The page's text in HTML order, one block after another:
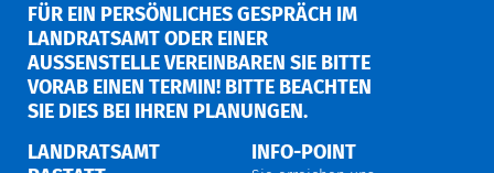
FÜR EIN PERSÖNLICHES GESPRÄCH IM
LANDRATSAMT ODER EINER
AUSSENSTELLE VEREINBAREN SIE BITTE V
ORAB EINEN TERMIN! BITTE BEACHTEN S
IE DIES BEI IHREN PLANUNGEN.
LANDRATSAMT
INFO-POINT